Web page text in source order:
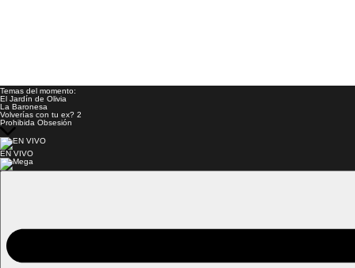
Temas del momento:
El Jardín de Olivia
La Baronesa
Volverías con tu ex? 2
Prohibida Obsesión
EN VIVO